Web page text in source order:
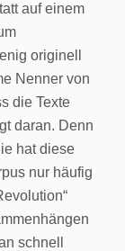
auf einem
originell
Nenner von
die Texte
daran. Denn
hat diese
nur häufig
schnell